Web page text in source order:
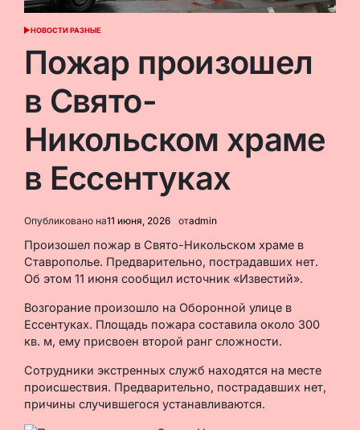
ОПУБЛИКОВАНО
НОВОСТИ РАЗНЫЕ
Пожар произошел
в Свято-
Никольском храме
в Ессентуках
Опубликовано на11 июня, 2026 отadmin
Произошел пожар в Свято-Никольском храме в
Ставрополье. Предварительно, пострадавших нет.
Об этом 11 июня сообщил источник «Известий».
Возгорание произошло на Оборонной улице в
Ессентуках. Площадь пожара составила около 300
кв. м, ему присвоен второй ранг сложности.
Сотрудники экстренных служб находятся на месте
происшествия. Предварительно, пострадавших нет,
причины случившегося устанавливаются.